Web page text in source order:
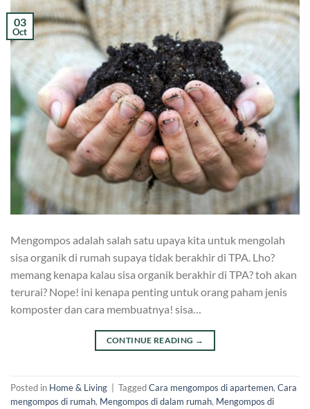
03
Oct
Mengompos adalah salah satu upaya kita untuk mengolah
sisa organik di rumah supaya tidak berakhir di TPA. Lho?
memang kenapa kalau sisa organik berakhir di TPA? toh akan
terurai? Nope! ini kenapa penting untuk orang paham jenis
komposter dan cara membuatnya! sisa…
CONTINUE READING →
Posted in Home & Living TaggedCara mengompos di apartemen, Cara
mengompos di rumah, Mengompos di dalam rumah, Mengompos di